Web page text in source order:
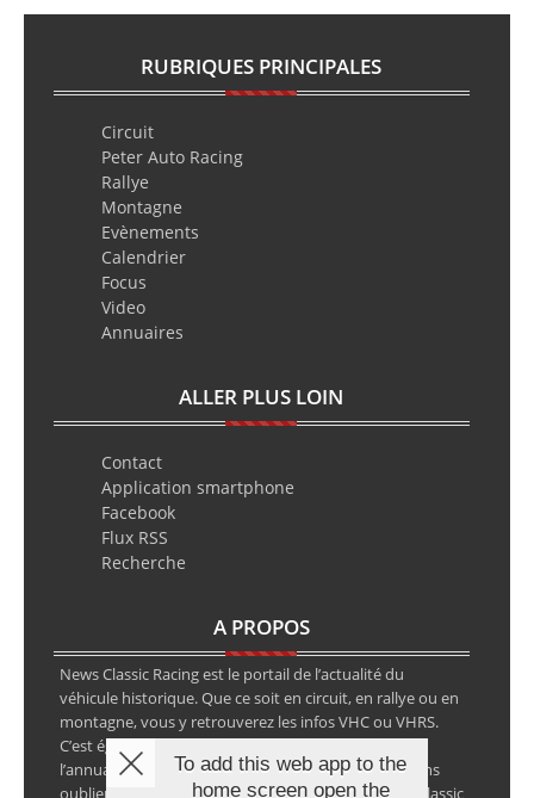
RUBRIQUES PRINCIPALES
Circuit
Peter Auto Racing
Rallye
Montagne
Evènements
Calendrier
Focus
Video
Annuaires
ALLER PLUS LOIN
Contact
Application smartphone
Facebook
Flux RSS
Recherche
A PROPOS
News Classic Racing est le portail de l’actualité du
véhicule historique. Que ce soit en circuit, en rallye ou en
montagne, vous y retrouverez les infos VHC ou VHRS.
C’est également le calendrier des épreuves ainsi que
l’annuaire des spécialistes de la voiture ancienne, sans
oublier les petites annonces avec notre partenaire Classic
To add this web app to the
home screen open the